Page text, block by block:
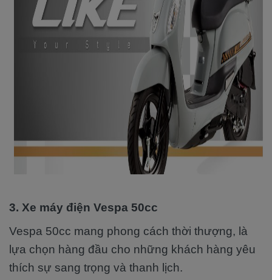
3. Xe máy điện Vespa 50cc
Vespa 50cc mang phong cách thời thượng, là
lựa chọn hàng đầu cho những khách hàng yêu
thích sự sang trọng và thanh lịch.